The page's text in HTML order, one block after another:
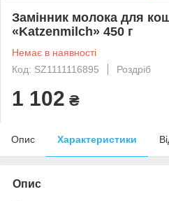
Замінник молока для
«Katzenmilch» 450 г
Немає в наявності
Код: SZ1111116895
Роздріб
1 102 ₴
Опис Характеристики
Опис